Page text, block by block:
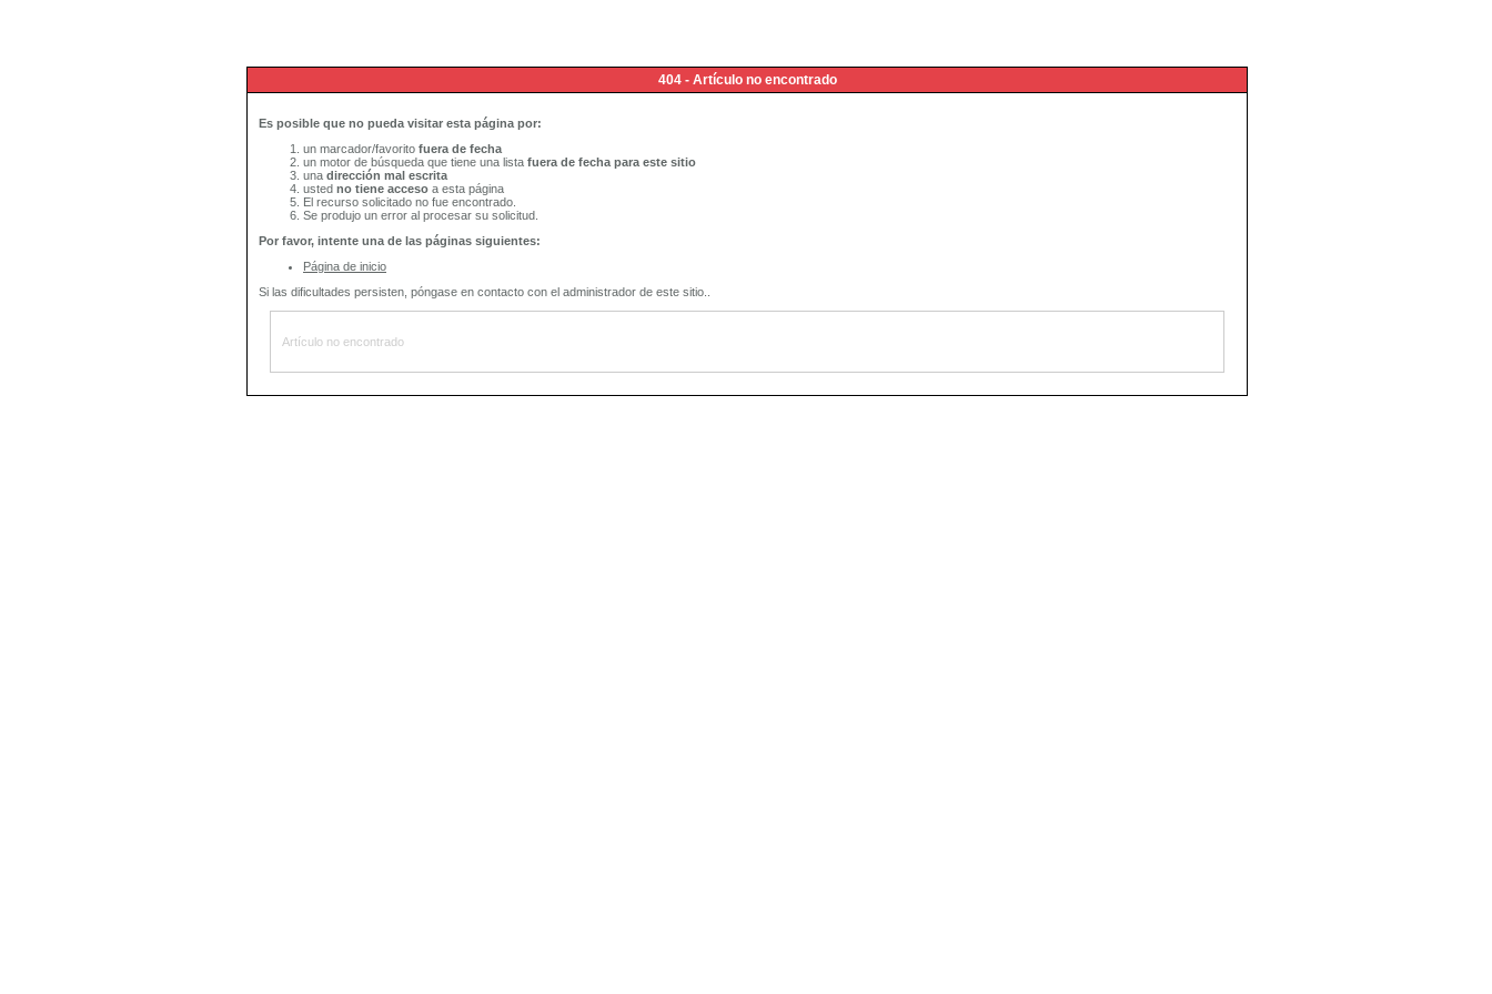
404 - Artículo no encontrado
Es posible que no pueda visitar esta página por:
un marcador/favorito fuera de fecha
un motor de búsqueda que tiene una lista fuera de fecha para este sitio
una dirección mal escrita
usted no tiene acceso a esta página
El recurso solicitado no fue encontrado.
Se produjo un error al procesar su solicitud.
Por favor, intente una de las páginas siguientes:
Página de inicio
Si las dificultades persisten, póngase en contacto con el administrador de este sitio..
Artículo no encontrado